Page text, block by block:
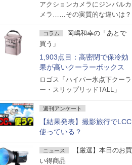
アクションカメラにジンバルカ
メラ……その実質的な違いは？
コラム
岡嶋和幸の「あとで
買う」
1,903点目：高密閉で保冷効
果が高いクーラーボックス
ロゴス「ハイパー氷点下クーラ
ー・スリップリッドTALL」
週刊アンケート
【結果発表】撮影旅行でLCC
使っている？
ニュース
【厳選】本日のお買
い得商品